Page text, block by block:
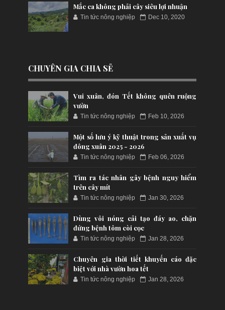
Mắc ca không phải cây siêu lợi nhuận
Tin tức nông nghiệp Dec 10, 2020
CHUYÊN GIA CHIA SẺ
Vui xuân, đón Tết không quên ruộng
vườn
Tin tức nông nghiệp Feb 10, 2026
Một số lưu ý kỹ thuật trong sản xuất vụ
đông xuân 2025 - 2026
Tin tức nông nghiệp Feb 06, 2026
Tìm ra tác nhân gây bệnh nguy hiểm
trên cây mít
Tin tức nông nghiệp Jan 30, 2026
Dùng vôi nóng cải tạo đáy ao, chặn
đứng bệnh tôm còi cọc
Tin tức nông nghiệp Jan 28, 2026
Chuyên gia thời tiết khuyến cáo đặc
biệt với nhà vườn hoa tết
Tin tức nông nghiệp Jan 28, 2026